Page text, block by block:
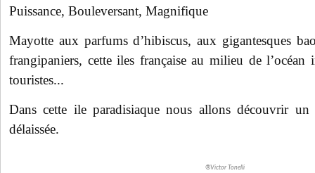
Puissance, Bouleversant, Magnifique
Mayotte aux parfums d’hibiscus, aux gigantesques
frangipaniers, cette iles française au milieu de
touristes...
Dans cette ile paradisiaque nous allons découvrir un
délaissée.
®Victor Tonelli